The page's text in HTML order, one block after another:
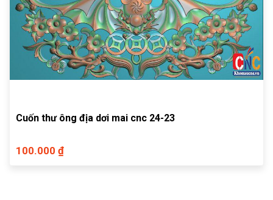
Cuốn thư ông địa dơi mai cnc 24-23
100.000 ₫